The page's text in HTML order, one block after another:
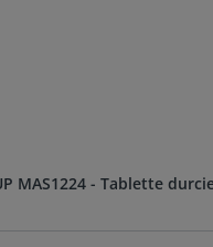
MAS1224 - Tablette